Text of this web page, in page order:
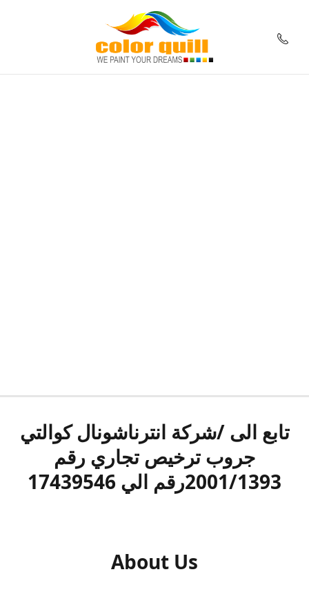
تابع الى /شركة انترناشونال كوالتي
جروب ترخيص تجاري رقم
2001/1393رقم الي 17439546
About Us